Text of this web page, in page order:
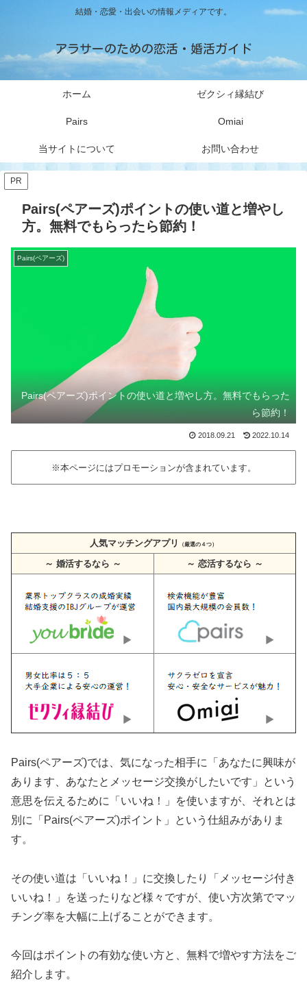
結婚・恋愛・出会いの情報メディアです。
アラサーのための恋活・婚活ガイド
ホーム ゼクシィ縁結び
Pairs Omiai
当サイトについて お問い合わせ
PR
Pairs(ペアーズ)ポイントの使い道と増やし
方。無料でもらったら節約！
Pairs(ペアーズ)
Pairs(ペアーズ)ポイントの使い道と増やし方。無料でもらった
ら節約！
2018.09.21 2022.10.14
※本ページにはプロモーションが含まれています。
人気マッチングアプリ （厳選の４つ）
～ 婚活するなら ～ ～ 恋活するなら ～
Pairs(ペアーズ)では、気になった相手に「あなたに興味が
あります、あなたとメッセージ交換がしたいです」という
意思を伝えるために「いいね！」を使いますが、それとは
別に「Pairs(ペアーズ)ポイント」という仕組みがありま
す。
その使い道は「いいね！」に交換したり「メッセージ付き
いいね！」を送ったりなど様々ですが、使い方次第でマッ
チング率を大幅に上げることができます。
今回はポイントの有効な使い方と、無料で増やす方法をご
紹介します。